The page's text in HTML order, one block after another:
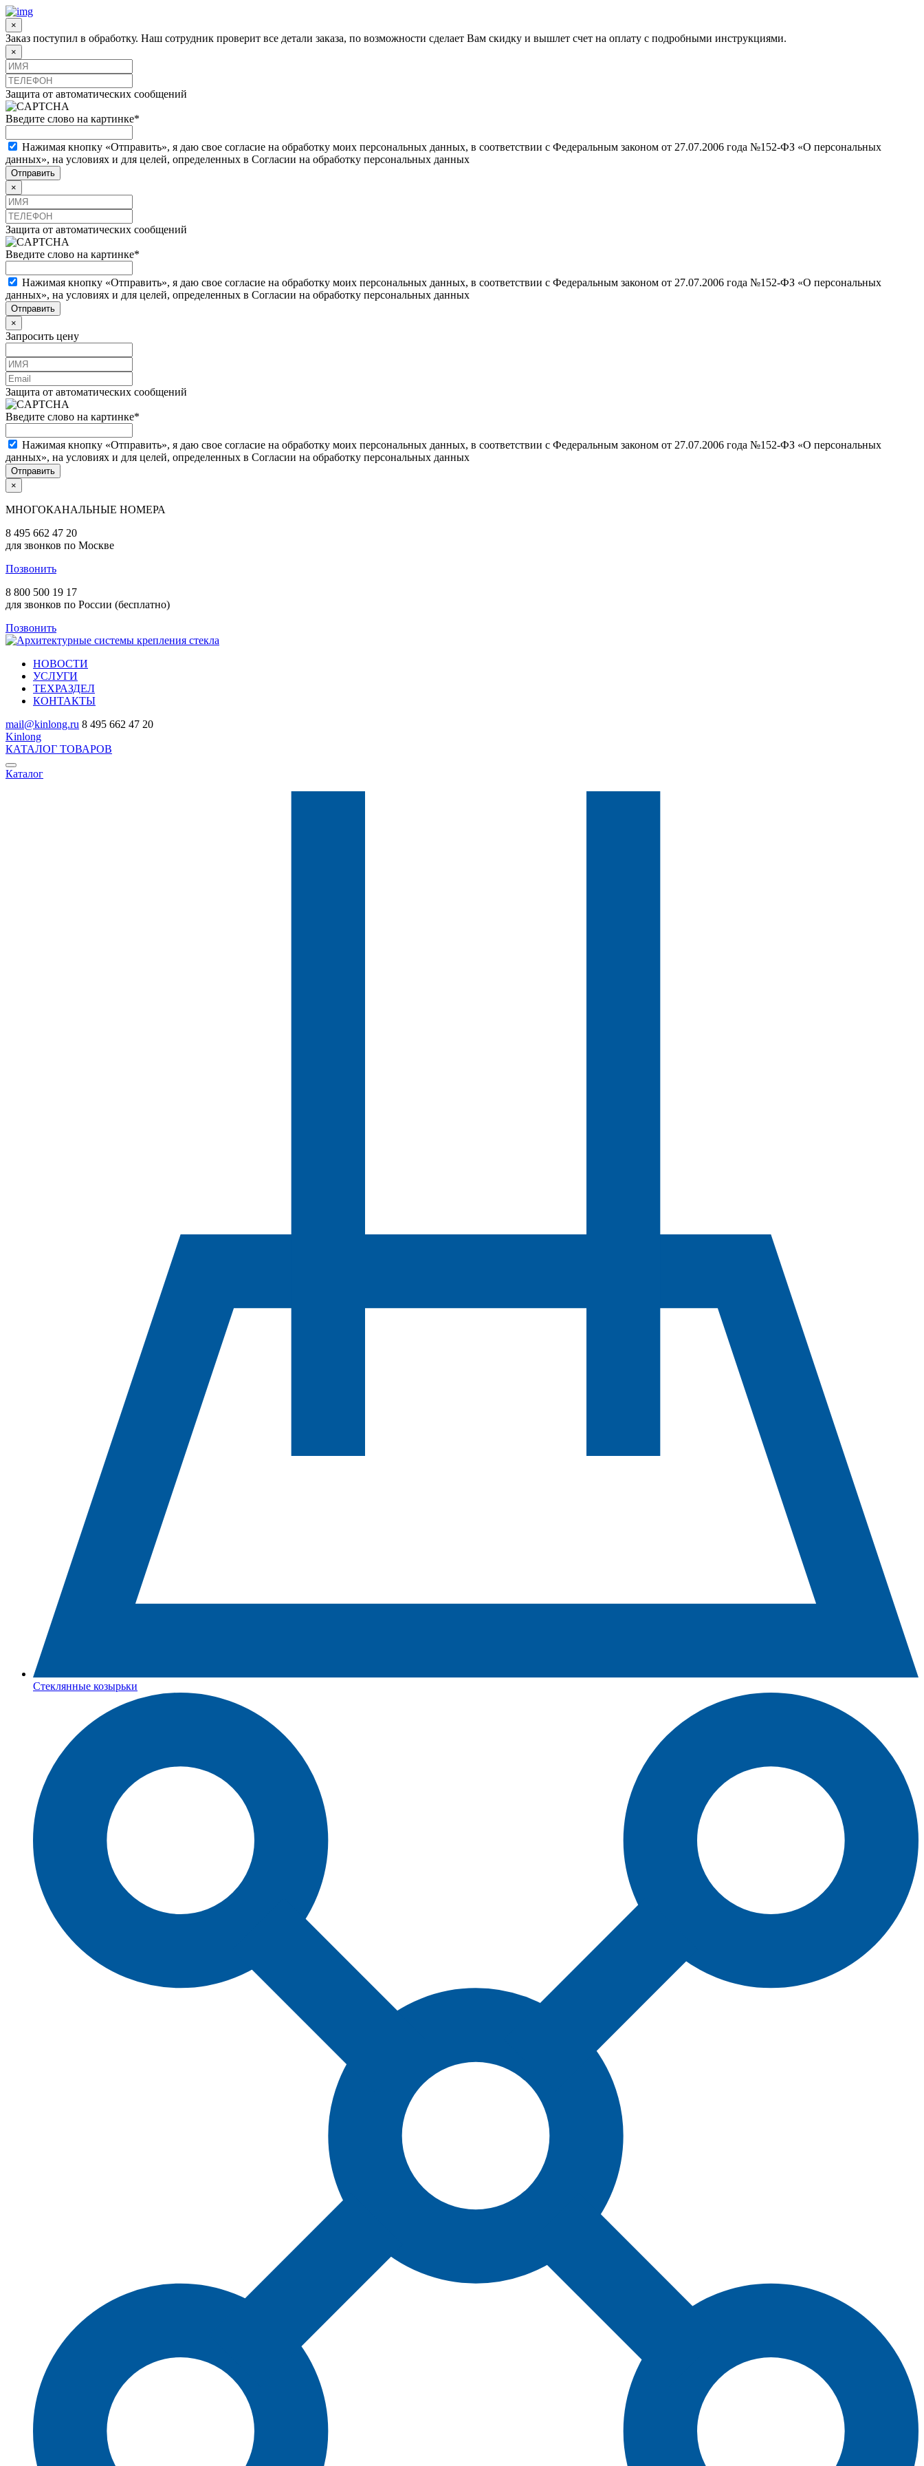
×
Заказ поступил в обработку. Наш сотрудник проверит все детали заказа, по возможности сделает Вам скидку и вышлет счет на оплату с подробными инструкциями.
×
Защита от автоматических сообщений
Введите слово на картинке*
Нажимая кнопку «Отправить», я даю свое согласие на обработку моих персональных данных, в соответствии с Федеральным законом от 27.07.2006 года №152-ФЗ «О персональных
данных», на условиях и для целей, определенных в Согласии на обработку персональных данных
×
Защита от автоматических сообщений
Введите слово на картинке*
Нажимая кнопку «Отправить», я даю свое согласие на обработку моих персональных данных, в соответствии с Федеральным законом от 27.07.2006 года №152-ФЗ «О персональных
данных», на условиях и для целей, определенных в Согласии на обработку персональных данных
×
Запросить цену
Защита от автоматических сообщений
Введите слово на картинке*
Нажимая кнопку «Отправить», я даю свое согласие на обработку моих персональных данных, в соответствии с Федеральным законом от 27.07.2006 года №152-ФЗ «О персональных
данных», на условиях и для целей, определенных в Согласии на обработку персональных данных
×
МНОГОКАНАЛЬНЫЕ НОМЕРА
8 495 662 47 20
для звонков по Москве
Позвонить
8 800 500 19 17
для звонков по России (бесплатно)
Позвонить
НОВОСТИ
УСЛУГИ
ТЕХРАЗДЕЛ
КОНТАКТЫ
mail@kinlong.ru 8 495 662 47 20
Kinlong
КАТАЛОГ ТОВАРОВ
Каталог
Стеклянные козырьки